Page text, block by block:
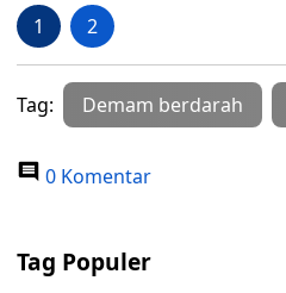
1 2
Tag: Demam berdarah
0 Komentar
Tag Populer